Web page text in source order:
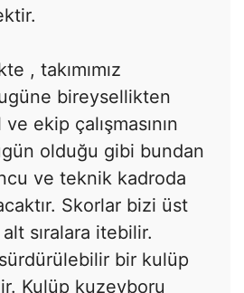
, takımımız
bireysellikten
ekip çalışmasının
olduğu gibi bundan
ve teknik kadroda
Skorlar bizi üst
sıralara itebilir.
bir kulüp
Kulüp kuzeyboru